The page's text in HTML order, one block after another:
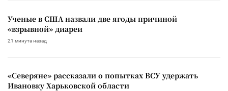
Ученые в США назвали две ягоды причиной
«взрывной» диареи
21 минута назад
«Северяне» рассказали о попытках ВСУ удержать
Ивановку Харьковской области